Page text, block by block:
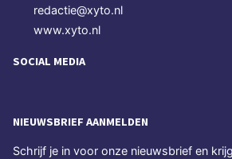
redactie@xyto.nl
www.xyto.nl
SOCIAL MEDIA
NIEUWSBRIEF AANMELDEN
Schrijf je in voor onze nieuwsbrief en